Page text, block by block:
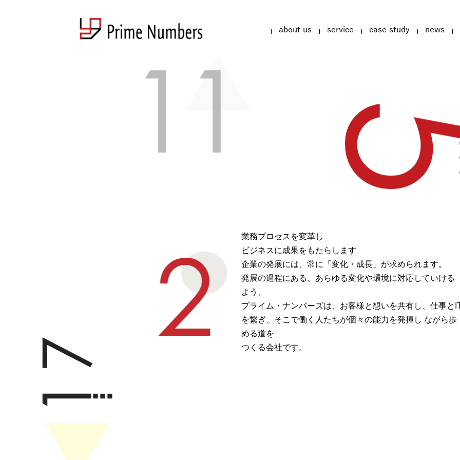
about us service case study news
業務プロセスを変革し
ビジネスに成果をもたらします
企業の発展には、常に「変化・成長」が求められます。
発展の過程にある、あらゆる変化や環境に対応していける
よう、
プライム・ナンバーズは、お客様と想いを共有し、仕事と
を繋ぎ、そこで働く人たちが個々の能力を発揮し ながら歩
める道を
つくる会社です。